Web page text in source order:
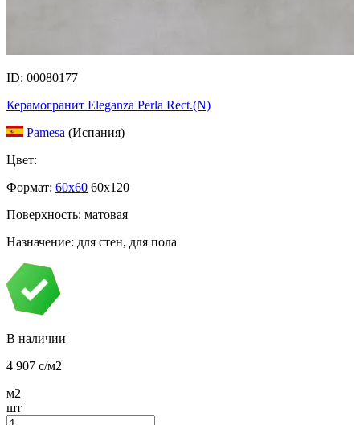
ID: 00080177
Керамогранит Eleganza Perla Rect.(N)
Pamesa (Испания)
Цвет:
Формат: 60x60 60x120
Поверхность: матовая
Назначение: для стен, для пола
В наличии
4 907 c/м2
м2
шт